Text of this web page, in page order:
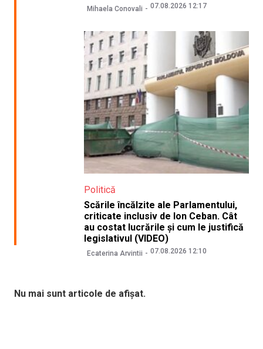
Mihaela Conovali 07.08.2026 12:17
Politică
Scările încălzite ale Parlamentului,
criticate inclusiv de Ion Ceban. Cât
au costat lucrările și cum le justifică
legislativul (VIDEO)
Ecaterina Arvintii 07.08.2026 12:10
Nu mai sunt articole de afișat.